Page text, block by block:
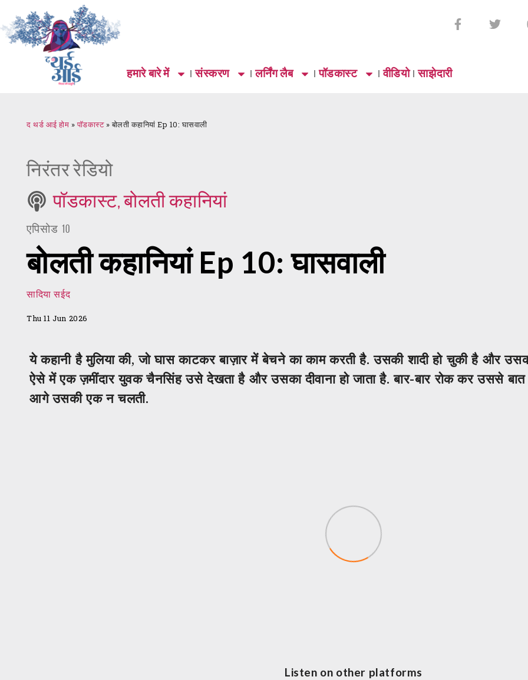
हमारे बारे में संस्करण लर्निंग लैब पॉडकास्ट वीडियो साझेदारी
द थर्ड आई होम »पॉडकास्ट»बोलती कहानियां Ep 10: घासवाली
निरंतर रेडियो
पॉडकास्ट,बोलती कहानियां
एपिसोड 10
बोलती कहानियां Ep 10: घासवाली
सादिया सईद
Thu 11 Jun 2026
ये कहानी है मुलिया की, जो घास काटकर बाज़ार में बेचने का काम करती है. उसकी शादी हो चुकी है और
ऐसे में एक ज़मींदार युवक चैनसिंह उसे देखता है और उसका दीवाना हो जाता है. बार-बार रोक कर उससे बात
आगे उसकी एक न चलती.
Listen on other platforms